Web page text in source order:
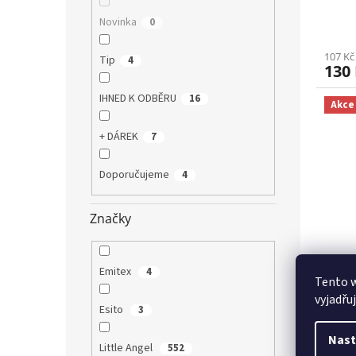
Tento
Novinka 0
Tip 4
IHNED K ODBĚRU 16
+ DÁREK 7
Doporučujeme 4
Značky
Emitex 4
Esito 3
Little Angel 552
107
130
Akce
203